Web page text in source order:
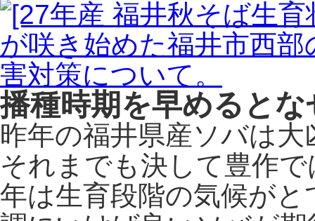
播種時期を早めると
昨年の福井県産ソバは
それまでも決して豊作
年は生育段階の気候が